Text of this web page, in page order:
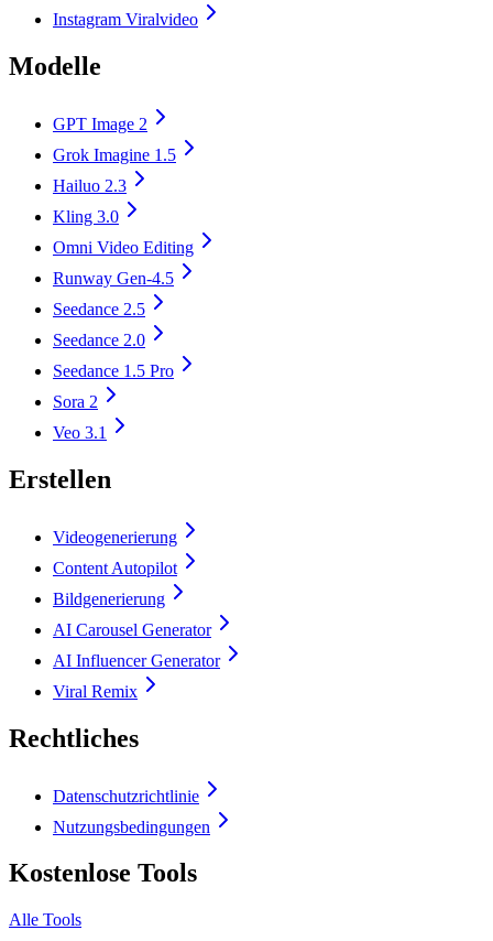
Instagram Viralvideo
Modelle
GPT Image 2
Grok Imagine 1.5
Hailuo 2.3
Kling 3.0
Omni Video Editing
Runway Gen-4.5
Seedance 2.5
Seedance 2.0
Seedance 1.5 Pro
Sora 2
Veo 3.1
Erstellen
Videogenerierung
Content Autopilot
Bildgenerierung
AI Carousel Generator
AI Influencer Generator
Viral Remix
Rechtliches
Datenschutzrichtlinie
Nutzungsbedingungen
Kostenlose Tools
Alle Tools